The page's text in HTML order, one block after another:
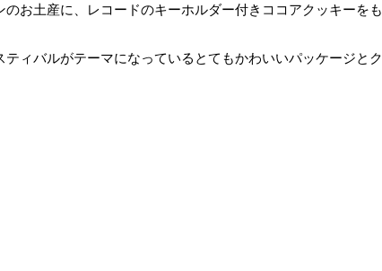
お土産に、レコードのキーホルダー付きココアクッキーをも
ィバルがテーマになっているとてもかわいいパッケージとク